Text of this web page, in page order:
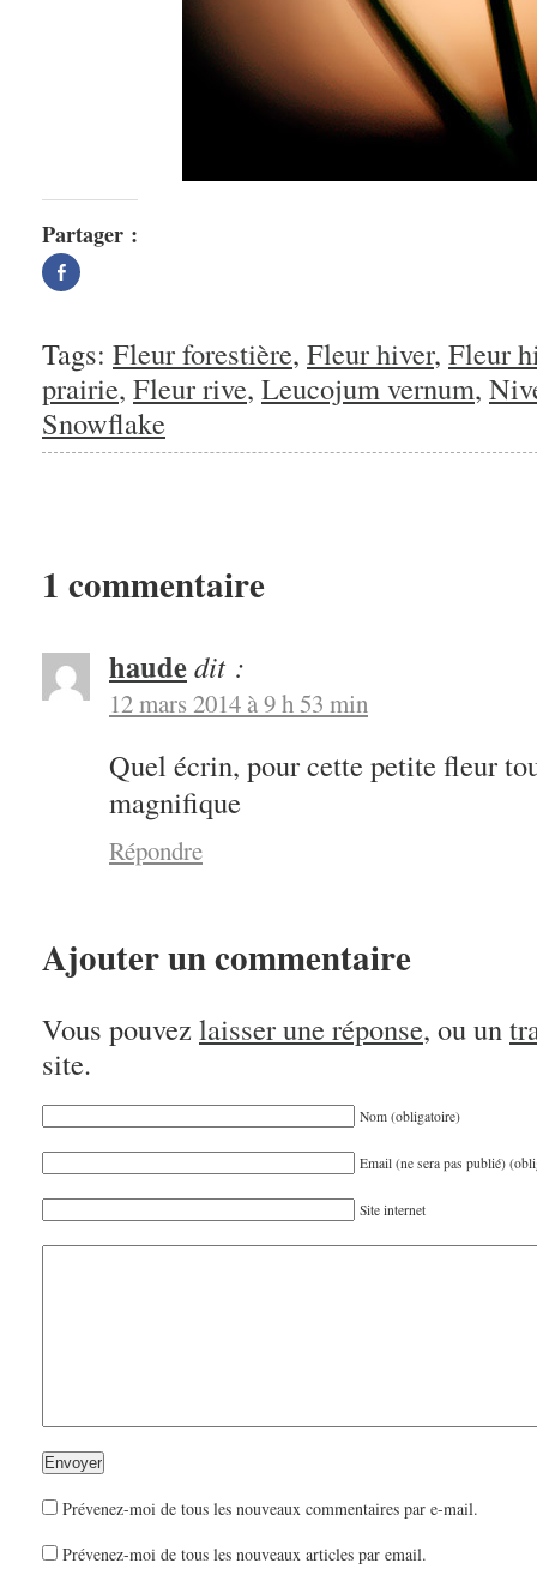
Partager :
Partager
sur
nouvelle
fenêtre)
Tags: Fleur forestière, Fleur hiver, Fleur
prairie, Fleur rive, Leucojum vernum,
Snowflake
1 commentaire
haudedit :
12 mars 2014 à 9 h 53 min
Quel écrin, pour cette petite fleur
magnifique
Répondre
Ajouter un commentaire
Vous pouvez laisser une réponse, ou un
site.
Nom (obligatoire)
Email (ne sera pas publié)
Site internet
Prévenez-moi de tous les nouveaux commentaires par e-mail.
Prévenez-moi de tous les nouveaux articles par email.